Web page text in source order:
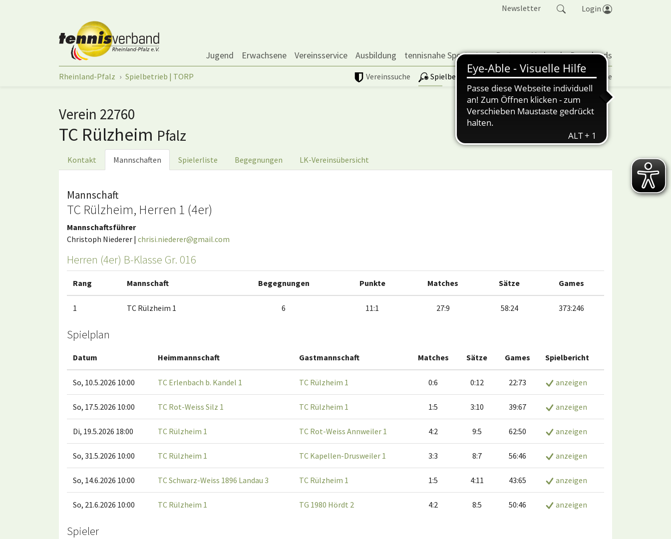
Newsletter Login
Jugend Erwachsene Vereinsservice Ausbildung tennisnahe Sportarten Partner Verband Downloads
Vereinssuche Spielbetrieb | TORP Vereinspokal Turniere
Sie sind hier:
Rheinland-Pfalz Spielbetrieb | TORP
Verein 22760
TC Rülzheim Pfalz
Kontakt Mannschaften Spielerliste Begegnungen LK-Vereinsübersicht
Mannschaft
TC Rülzheim, Herren 1 (4er)
Mannschaftsführer
Christoph Niederer | chrisi.niederer@gmail.com
Herren (4er) B-Klasse Gr. 016
Rang Mannschaft Begegnungen Punkte Matches Sätze Games
1 TC Rülzheim 1 6 11:1 27:9 58:24 373:246
Spielplan
Datum Heimmannschaft Gastmannschaft Matches Sätze Games Spielbericht
So, 10.5.2026 10:00 TC Erlenbach b. Kandel 1 TC Rülzheim 1 0:6 0:12 22:73 anzeigen
So, 17.5.2026 10:00 TC Rot-Weiss Silz 1 TC Rülzheim 1 1:5 3:10 39:67 anzeigen
Di, 19.5.2026 18:00 TC Rülzheim 1 TC Rot-Weiss Annweiler 1 4:2 9:5 62:50 anzeigen
So, 31.5.2026 10:00 TC Rülzheim 1 TC Kapellen-Drusweiler 1 3:3 8:7 56:46 anzeigen
So, 14.6.2026 10:00 TC Schwarz-Weiss 1896 Landau 3 TC Rülzheim 1 1:5 4:11 43:65 anzeigen
So, 21.6.2026 10:00 TC Rülzheim 1 TG 1980 Hördt 2 4:2 8:5 50:46 anzeigen
Spieler